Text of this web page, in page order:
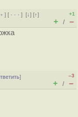
] [ · · ·][↓] [↑]
+1
+ / –
]
–3
+ / –